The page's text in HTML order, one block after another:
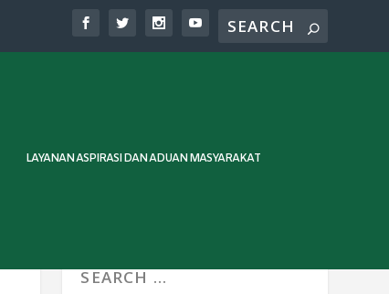
LAYANAN ASPIRASI DAN ADUAN MASYARAKAT